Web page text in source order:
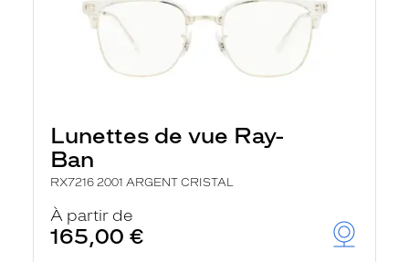
Lunettes de vue Ray-
Ban
RX7216 2001 ARGENT CRISTAL
À partir de
165,00 €